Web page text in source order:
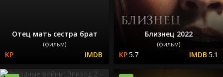
Отец мать сестра брат
(фильм)
Близнец 2022
(фильм)
5.7 5.1